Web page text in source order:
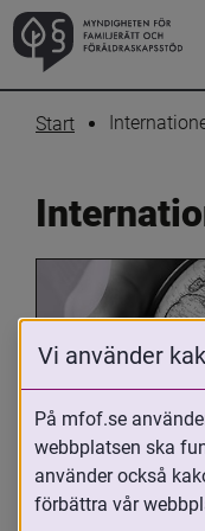
Start
Oavsett om du
Vi använder
På mfof.se
webbplatsen ska
använder också
förbättra vår